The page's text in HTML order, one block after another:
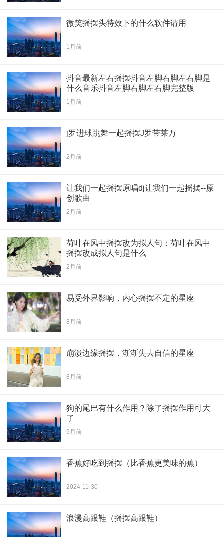
微笑摇摆头特效下的什么软件请用
1月前
抖音最新左右摇摆抖音左脚右脚左右脚是
什么音乐抖音左脚右脚左右脚完整版
1月前
j罗进球跳舞一起摇摆J罗带莱万
2月前
让我们一起摇摆原唱dj让我们一起摇摆--原
创歌曲
2月前
荷叶在风中摇摆改为拟人句；荷叶在风中
摇摆改成拟人句是什么
2月前
易受外界影响，内心摇摆不定的星座
8月前
崩溃边缘摇摆，渐渐失去自信的星座
8月前
狗的尾巴有什么作用？除了摇摆作用可大
了
9月前
香蕉好吃到摇摆（比香蕉更美味的蕉）
2024-11-30
浪漫高跟鞋（摇摆高跟鞋）